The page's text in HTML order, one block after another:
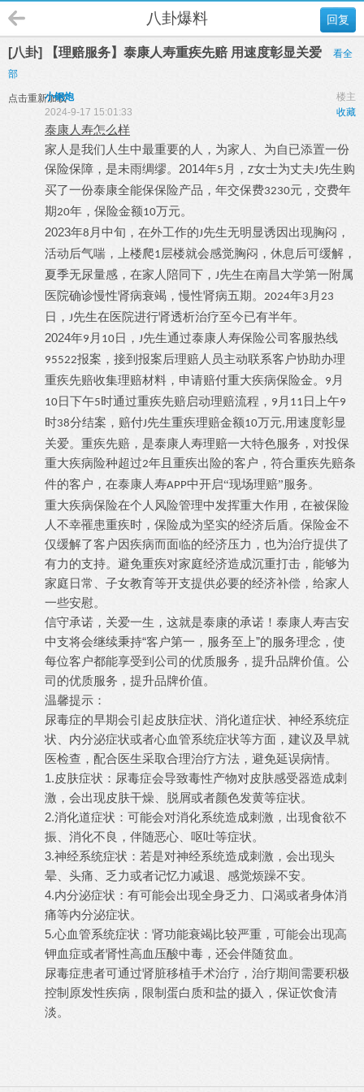
回复
八卦爆料
[八卦] 【理赔服务】泰康人寿重疾先赔 用速度彰显关爱
看全
部
点击重新加载 楼主
小钢炮
收藏
2024-9-17 15:01:33
泰康人寿怎么样
家人是我们人生中最重要的人，为家人、为自已添置一份
保险保障，是未雨绸缪。 2014年5 月， Z女士为丈夫J先生购
买了一份泰康全能保保险产品，年交保费3230元，交费年
期20年，保险金额10万元。
2023年8 月中旬，在外工作的J先生无明显诱因出现胸闷，
活动后气喘，上楼爬1 层楼就会感觉胸闷，休息后可缓解，
夏季无尿量感，在家人陪同下， J先生在南昌大学第一附属
医院确诊慢性肾病衰竭，慢性肾病五期。 2024年3 月 23
日， J先生在医院进行肾透析治疗至今已有半年。
2024年9 月 10 日， J先生通过泰康人寿保险公司客服热线
95522报案，接到报案后理赔人员主动联系客户协助办理
重疾先赔收集理赔材料，申请赔付重大疾病保险金。 9 月
10 日下午5 时通过重疾先赔启动理赔流程， 9 月 11 日上午9
时38分结案，赔付J先生重疾理赔金额10万元, 用速度彰显
关爱。重疾先赔，是泰康人寿理赔一大特色服务，对投保
重大疾病险种超过2年且重疾出险的客户，符合重疾先赔条
件的客户，在泰康人寿APP中开启“现场理赔”服务。
重大疾病保险在个人风险管理中发挥重大作用，在被保险
人不幸罹患重疾时，保险成为坚实的经济后盾。保险金不
仅缓解了客户因疾病而面临的经济压力，也为治疗提供了
有力的支持。避免重疾对家庭经济造成沉重打击，能够为
家庭日常、子女教育等开支提供必要的经济补偿，给家人
一些安慰。
信守承诺，关爱一生，这就是泰康的承诺！泰康人寿吉安
中支将会继续秉持“客户第一，服务至上”的服务理念，使
每位客户都能享受到公司的优质服务，提升品牌价值。公
司的优质服务，提升品牌价值。
温馨提示：
尿毒症的早期会引起皮肤症状、消化道症状、神经系统症
状、内分泌症状或者心血管系统症状等方面，建议及早就
医检查，配合医生采取合理治疗方法，避免延误病情。
1.皮肤症状：尿毒症会导致毒性产物对皮肤感受器造成刺
激，会出现皮肤干燥、脱屑或者颜色发黄等症状。
2.消化道症状：可能会对消化系统造成刺激，出现食欲不
振、消化不良，伴随恶心、呕吐等症状。
3.神经系统症状：若是对神经系统造成刺激，会出现头
晕、头痛、乏力或者记忆力减退、感觉烦躁不安。
4.内分泌症状：有可能会出现全身乏力、口渴或者身体消
痛等内分泌症状。
5.心血管系统症状：肾功能衰竭比较严重，可能会出现高
钾血症或者肾性高血压酸中毒，还会伴随贫血。
尿毒症患者可通过肾脏移植手术治疗，治疗期间需要积极
控制原发性疾病，限制蛋白质和盐的摄入，保证饮食清
淡。